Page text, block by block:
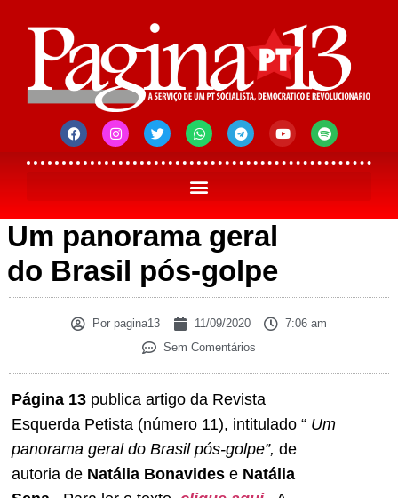
Um panorama geral
do Brasil pós-golpe
Por pagina13 11/09/2020
7:06 am
Sem Comentários
Página 13 publica artigo da Revista
Esquerda Petista (número 11), intitulado “ Um
panorama geral do Brasil pós-golpe”, de
autoria de Natália Bonavides e Natália